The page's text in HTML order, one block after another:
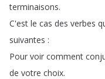
terminaisons.
C'est le cas des verbes
suivantes :
Pour voir comment
de votre choix.